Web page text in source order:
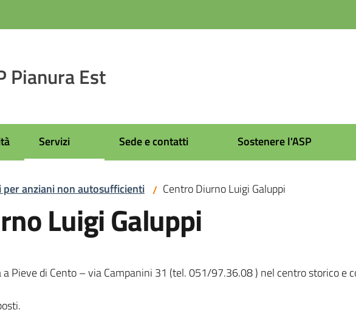
Pianura Est
Servizi Sede e contatti Sostenere l'ASP
per anziani non autosufficienti / Centro Diurno Luigi Galuppi
Luigi Galuppi
a Pieve di Cento – via Campanini 31 (tel. 051/97.36.08 ) nel centro storico e